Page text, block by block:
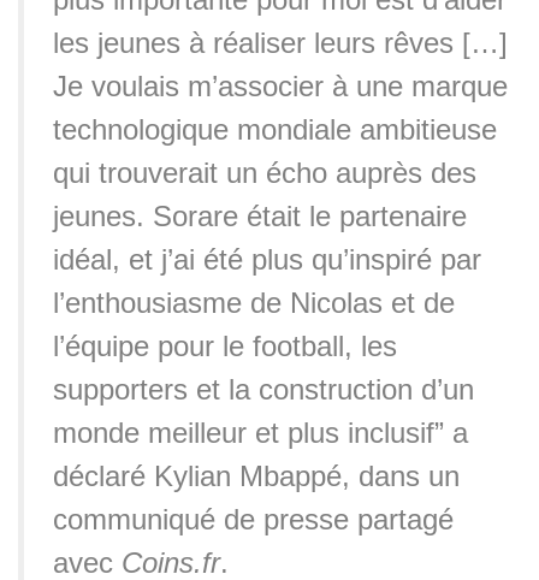
les jeunes à réaliser leurs rêves […]
Je voulais m’associer à une marque
technologique mondiale ambitieuse
qui trouverait un écho auprès des
jeunes. Sorare était le partenaire
idéal, et j’ai été plus qu’inspiré par
l’enthousiasme de Nicolas et de
l’équipe pour le football, les
supporters et la construction d’un
monde meilleur et plus inclusif” a
déclaré Kylian Mbappé, dans un
communiqué de presse partagé
avec Coins.fr.